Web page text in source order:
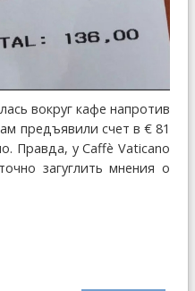
вокруг кафе напротив
предъявили счет в € 81
Правда, у Caffè Vaticano
загуглить мнения о